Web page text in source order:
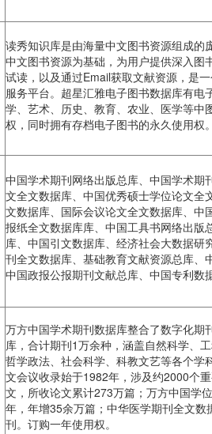
读秀知识库是由海量中文图书资源组成的
中文图书资源为基础，为用户提供深入图
试读，以及通过Email获取文献资源，是
服务平台。超星汇雅电子图书数据库有电
学、艺术、历史、教育、农业、医学等中
权，同时拥有存档电子图书的永久使用权
中国学术期刊网络出版总库、中国学术期
文全文数据库、中国优秀硕士学位论文全
文数据库、国际会议论文全文数据库、中
报纸全文数据库库、中国工具书网络出版
库、中国引文数据库、经济社会大数据研
刊全文数据库、基础教育文献资源总库、
中国政报公报期刊文献总库、中国专利数
万方中国学术期刊数据库整合了数字化期
库，合计期刊1万余种，涵盖自然科学、
哲学政法、社会科学、科教文艺等各个学
文会议收录始于1982年，涉及约2000个
文，所收论文累计273万篇；万方中国学
年，年增35余万篇；中华医学期刊全文
刊。订购一年使用权。